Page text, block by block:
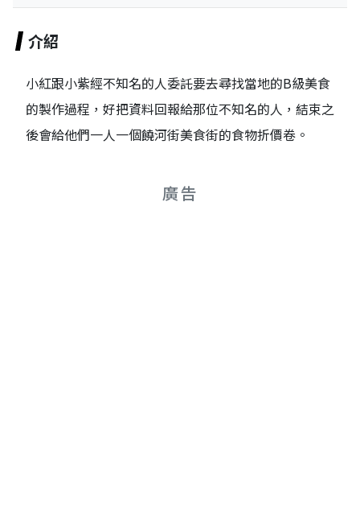
介紹
小紅跟小紫經不知名的人委託要去尋找當地的B級美食
的製作過程，好把資料回報給那位不知名的人，結束之
後會給他們一人一個饒河街美食街的食物折價卷。
廣告